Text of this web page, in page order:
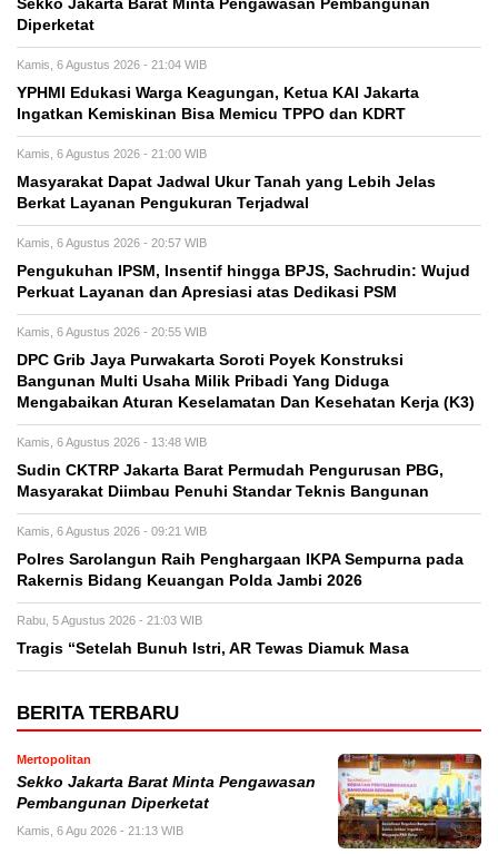
Sekko Jakarta Barat Minta Pengawasan Pembangunan
Diperketat
Kamis, 6 Agustus 2026 - 21:04 WIB
YPHMI Edukasi Warga Keagungan, Ketua KAI Jakarta
Ingatkan Kemiskinan Bisa Memicu TPPO dan KDRT
Kamis, 6 Agustus 2026 - 21:00 WIB
Masyarakat Dapat Jadwal Ukur Tanah yang Lebih Jelas
Berkat Layanan Pengukuran Terjadwal
Kamis, 6 Agustus 2026 - 20:57 WIB
Pengukuhan IPSM, Insentif hingga BPJS, Sachrudin: Wujud
Perkuat Layanan dan Apresiasi atas Dedikasi PSM
Kamis, 6 Agustus 2026 - 20:55 WIB
DPC Grib Jaya Purwakarta Soroti Poyek Konstruksi
Bangunan Multi Usaha Milik Pribadi Yang Diduga
Mengabaikan Aturan Keselamatan Dan Kesehatan Kerja (K3)
Kamis, 6 Agustus 2026 - 13:48 WIB
Sudin CKTRP Jakarta Barat Permudah Pengurusan PBG,
Masyarakat Diimbau Penuhi Standar Teknis Bangunan
Kamis, 6 Agustus 2026 - 09:21 WIB
Polres Sarolangun Raih Penghargaan IKPA Sempurna pada
Rakernis Bidang Keuangan Polda Jambi 2026
Rabu, 5 Agustus 2026 - 21:03 WIB
Tragis “Setelah Bunuh Istri, AR Tewas Diamuk Masa
BERITA TERBARU
Mertopolitan
Sekko Jakarta Barat Minta Pengawasan
Pembangunan Diperketat
Kamis, 6 Agu 2026 - 21:13 WIB